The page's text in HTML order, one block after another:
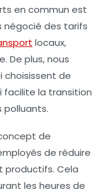
en commun est
négocié des tarifs
locaux,
De plus, nous
choisissent de
facilite la transition
polluants.
de
de réduire
productifs. Cela
les heures de